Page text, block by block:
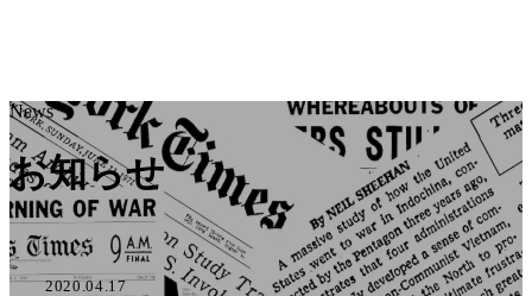
News
お知らせ
2020.04.17